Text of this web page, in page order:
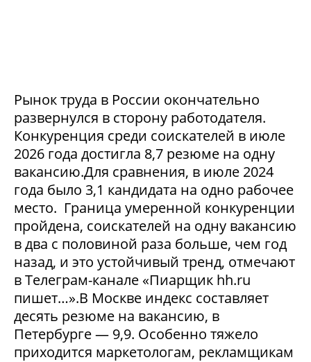
Рынок труда в России окончательно
развернулся в сторону работодателя.
Конкуренция среди соискателей в июле
2026 года достигла 8,7 резюме на одну
вакансию.Для сравнения, в июле 2024
года было 3,1 кандидата на одно рабочее
место. Граница умеренной конкуренции
пройдена, соискателей на одну вакансию
в два с половиной раза больше, чем год
назад, и это устойчивый тренд, отмечают
в Телеграм-канале «Пиарщик hh.ru
пишет…».В Москве индекс составляет
десять резюме на вакансию, в
Петербурге — 9,9. Особенно тяжело
приходится маркетологам, рекламщикам